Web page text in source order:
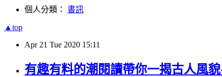
個人分類： 書訊
▲top
Apr 21 Tue 2020 15:11
有趣有料的潮閱讀帶你一揭古人風